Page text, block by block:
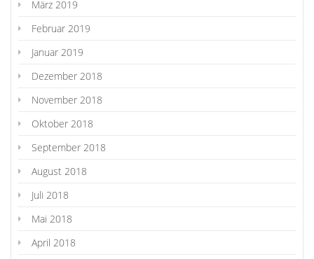
März 2019
Februar 2019
Januar 2019
Dezember 2018
November 2018
Oktober 2018
September 2018
August 2018
Juli 2018
Mai 2018
April 2018